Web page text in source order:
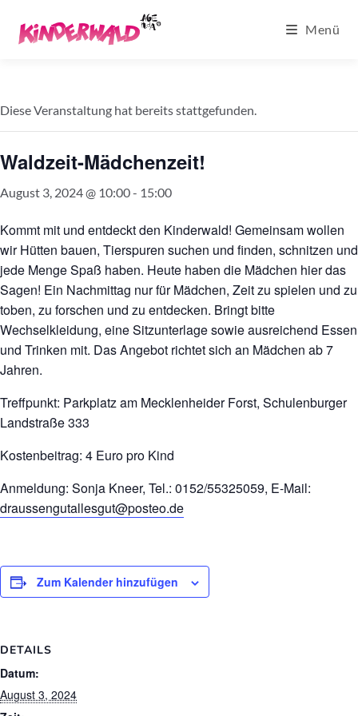
Inhalt
springen
Menü
Diese Veranstaltung hat bereits stattgefunden.
Waldzeit-Mädchenzeit!
August 3, 2024 @ 10:00- 15:00
Kommt mit und entdeckt den Kinderwald! Gemeinsam wollen
wir Hütten bauen, Tierspuren suchen und finden, schnitzen und
jede Menge Spaß haben. Heute haben die Mädchen hier das
Sagen! Ein Nachmittag nur für Mädchen, Zeit zu spielen und zu
toben, zu forschen und zu entdecken. Bringt bitte
Wechselkleidung, eine Sitzunterlage sowie ausreichend Essen
und Trinken mit. Das Angebot richtet sich an Mädchen ab 7
Jahren.
Treffpunkt: Parkplatz am Mecklenheider Forst, Schulenburger
Landstraße 333
Kostenbeitrag: 4 Euro pro Kind
Anmeldung: Sonja Kneer, Tel.: 0152/55325059, E-Mail:
draussengutallesgut@posteo.de
Zum Kalender hinzufügen
DETAILS
Datum:
August 3, 2024